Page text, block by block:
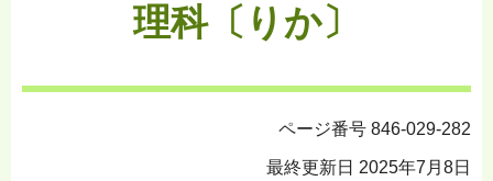
理科〔りか〕
ページ番号 846-029-282
最終更新日 2025年7月8日